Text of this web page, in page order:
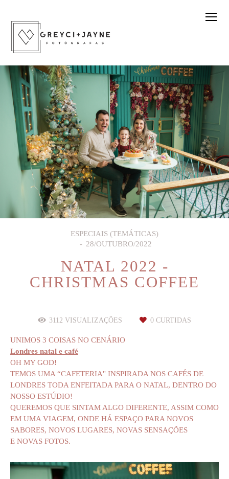
ESPECIAIS (TEMÁTICAS)
28/OUTUBRO/2022
NATAL 2022 -
CHRISTMAS COFFEE
3112 VISUALIZAÇÕES 0 CURTIDAS
UNIMOS 3 COISAS NO CENÁRIO
Londres natal e café
OH MY GOD!
TEMOS UMA “CAFETERIA" INSPIRADA NOS CAFÉS DE
LONDRES TODA ENFEITADA PARA O NATAL, DENTRO DO
NOSSO ESTÚDIO!
QUEREMOS QUE SINTAM ALGO DIFERENTE, ASSIM COMO
EM UMA VIAGEM, ONDE HÁ ESPAÇO PARA NOVOS
SABORES, NOVOS LUGARES, NOVAS SENSAÇÕES
E NOVAS FOTOS.